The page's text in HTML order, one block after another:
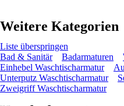
Weitere Kategorien
Liste überspringen
Bad & Sanitär
Badarmaturen
Einhebel Waschtischarmatur
Unterputz Waschtischarmatur
Zweigriff Waschtischarmatur